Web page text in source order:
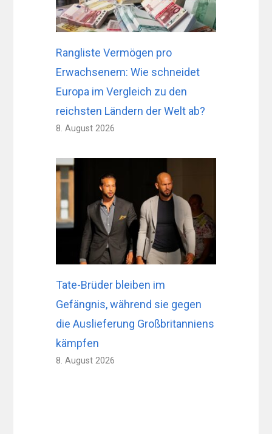
Rangliste Vermögen pro
Erwachsenem: Wie schneidet
Europa im Vergleich zu den
reichsten Ländern der Welt ab?
8. August 2026
Tate-Brüder bleiben im
Gefängnis, während sie gegen
die Auslieferung Großbritanniens
kämpfen
8. August 2026